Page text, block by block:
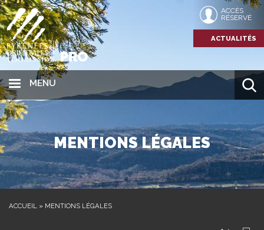
MENU
ACCÈS
RÉSERVÉ
ACTUALITÉS
MENTIONS LÉGALES
ACCUEIL » MENTIONS LÉGALES